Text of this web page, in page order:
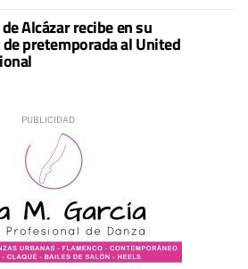
Alcázar recibe en su
pretemporada al United